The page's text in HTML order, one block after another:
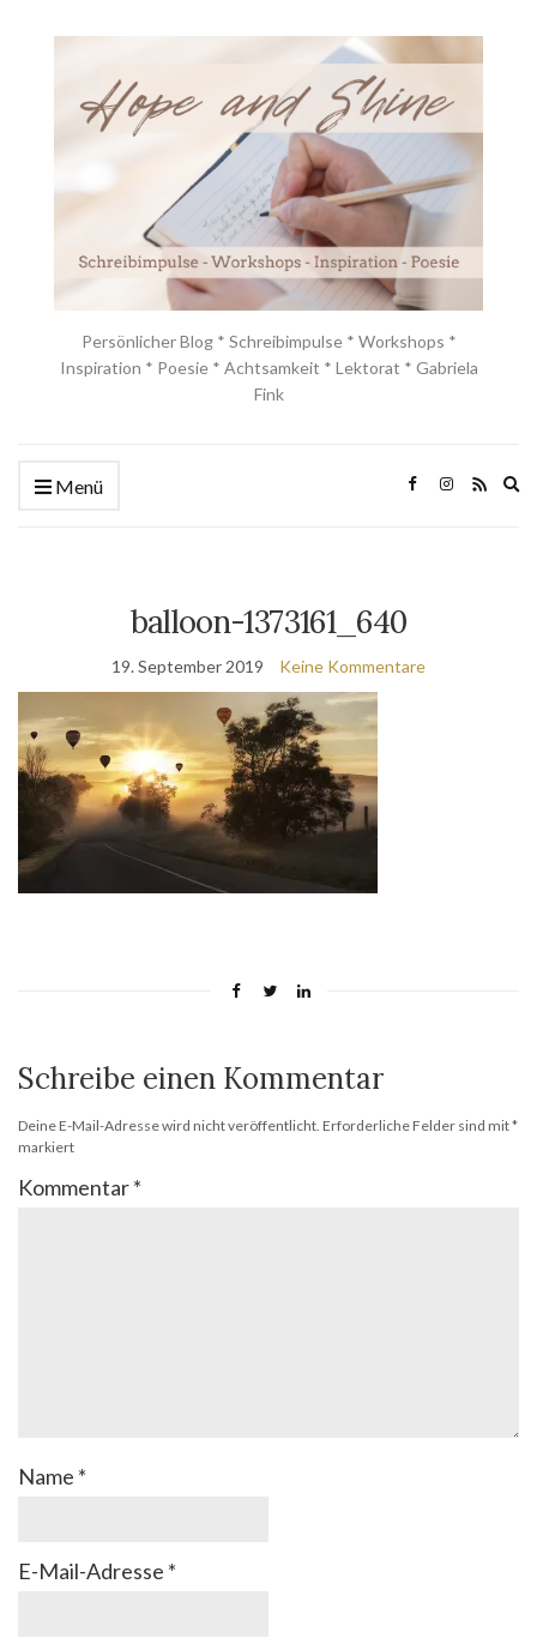
Persönlicher Blog * Schreibimpulse * Workshops *
Inspiration * Poesie * Achtsamkeit * Lektorat * Gabriela
Fink
Menü
balloon-1373161_640
19. September 2019 Keine Kommentare
Schreibe einen Kommentar
Deine E-Mail-Adresse wird nicht veröffentlicht. Erforderliche Felder sind mit*
markiert
Kommentar*
Name *
E-Mail-Adresse *